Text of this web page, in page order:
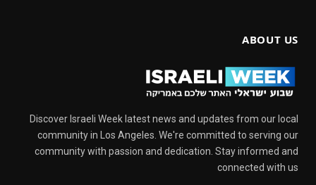
ABOUT US
Discover Israeli Week latest news and updates from our local
community in Los Angeles. We're committed to serving our
community with passion and dedication. Stay informed and
connected with us